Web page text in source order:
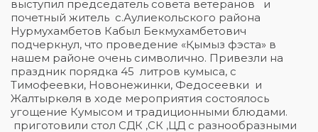
выступил председатель совета ветеранов и
почетный житель с.Аулиекольского района
Нурмухамбетов Кабыл Бекмухамбетович
подчеркнул, что проведение «Қымыз фэста» в
нашем районе очень символично. Привезли на
праздник порядка 45 литров кумыса, с
Тимофеевки, Новонежинки, Федосеевки и
Жалтыркөля в ходе мероприятия состоялось
угощение Кумысом и традиционными блюдами.
приготовили стол СДК ,СК ,ЦД с разнообразными